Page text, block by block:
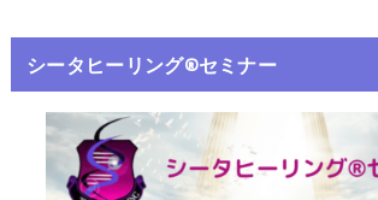
シータヒーリング®️セミナー